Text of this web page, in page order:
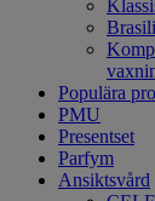
Populära
PMU
Presentset
Parfym
Ansiktsvård